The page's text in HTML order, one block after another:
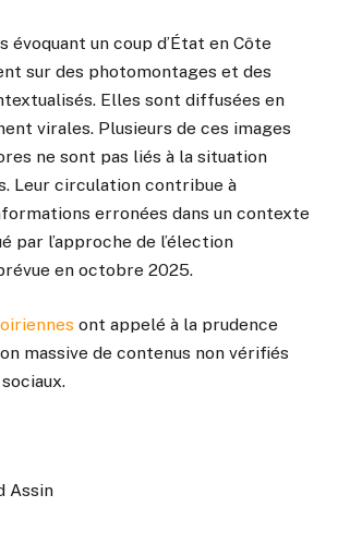
évoquant un coup d’État en Côte
sur des photomontages et des
Elles sont diffusées en
virales. Plusieurs de ces images
ne sont pas liés à la situation
Leur circulation contribue à
erronées dans un contexte
par l’approche de l’élection
en octobre 2025.
ont appelé à la prudence
massive de contenus non vérifiés
Assin